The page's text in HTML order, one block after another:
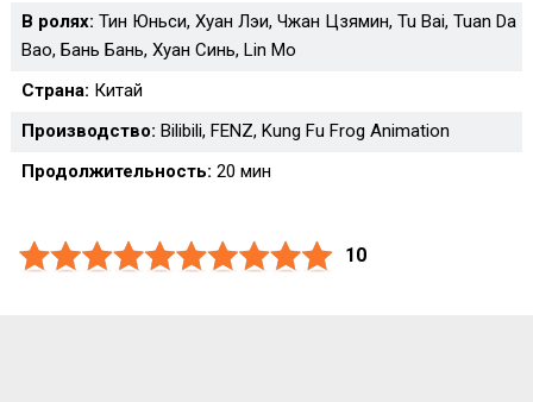
В ролях: Тин Юньси, Хуан Лэи, Чжан Цзямин, Tu Bai, Tuan Da
Bao, Бань Бань, Хуан Синь, Lin Mo
Страна: Китай
Производство: Bilibili, FENZ, Kung Fu Frog Animation
Продолжительность: 20 мин
10